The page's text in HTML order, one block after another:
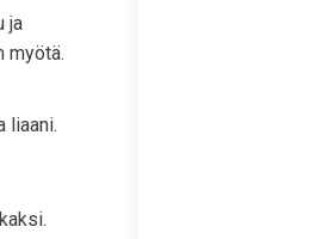
ja
myötä.
liaani.